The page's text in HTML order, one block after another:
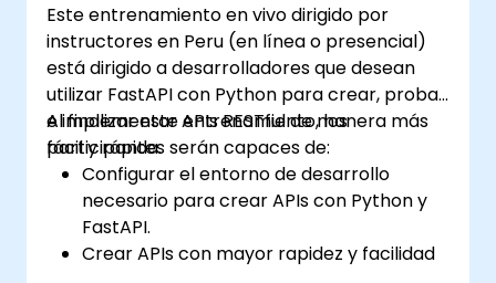
rendimiento de una aplicación.
Probar y desplegar una aplicación.
Este entrenamiento en vivo dirigido por
instructores en Peru (en línea o presencial)
está dirigido a desarrolladores que desean
utilizar FastAPI con Python para crear, probar
e implementar APIs RESTful de manera más
fácil y rápida.
Al finalizar este entrenamiento, los
participantes serán capaces de:
Configurar el entorno de desarrollo
necesario para crear APIs con Python y
FastAPI.
Crear APIs con mayor rapidez y facilidad